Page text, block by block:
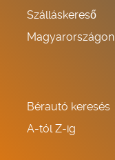
Szálláskereső
Magyarországon
Bérautó keresés
A-tól Z-ig